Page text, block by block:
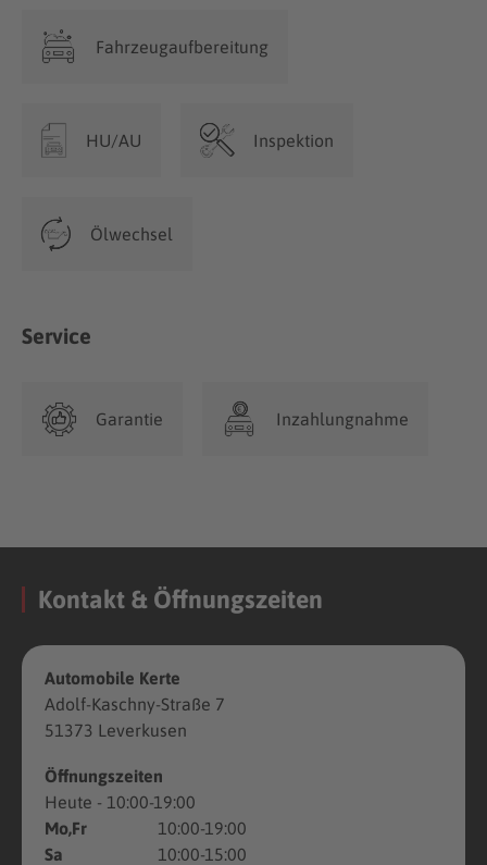
Fahrzeugaufbereitung
HU/AU Inspektion
Ölwechsel
Service
Garantie Inzahlungnahme
Kontakt & Öffnungszeiten
Automobile Kerte
Adolf-Kaschny-Straße 7
51373 Leverkusen
Öffnungszeiten
Heute - 10:00-19:00
Mo,Fr
10:00-19:00
Sa
10:00-15:00